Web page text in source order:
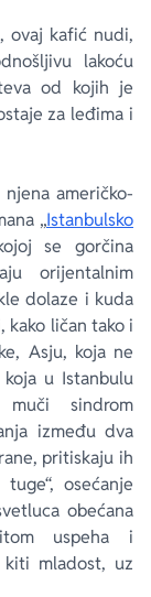
, ovaj kafić nudi,
lakoću
od kojih je
za leđima i
američko-
„Istanbulsko
se gorčina
orijentalnim
dolaze i kuda
kako ličan tako i
Asju, koja ne
u Istanbulu
sindrom
između dva
pritiskaju ih
osećanje
obećana
uspeha i
kiti mladost, uz